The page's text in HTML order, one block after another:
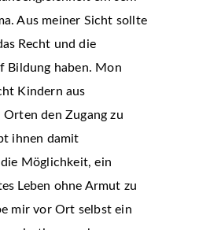
Aus meiner Sicht sollte
Recht und die
Bildung haben. Mon
Kindern aus
den Zugang zu
ihnen damit
Möglichkeit, ein
Leben ohne Armut zu
mir vor Ort selbst ein